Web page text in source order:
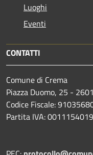
Luoghi
Eventi
CONTATTI
Comune di Crema
Piazza Duomo, 25 -
Codice Fiscale:
Partita IVA: